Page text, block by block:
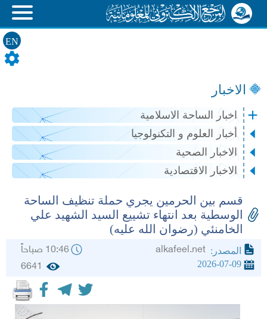
EN
الاخبار
اخبار الساحة الاسلامية
أخبار العلوم و التكنولوجيا
الاخبار الصحية
الاخبار الاقتصادية
قسم بين الحرمين يجري حملة تنظيف الساحة
الوسطية بعد انتهاء تشييع السيد الشهيد علي
الخامنئي (رضوان الله عليه)
المصدر: 10:46 صباحاً
2026-07-09
6641